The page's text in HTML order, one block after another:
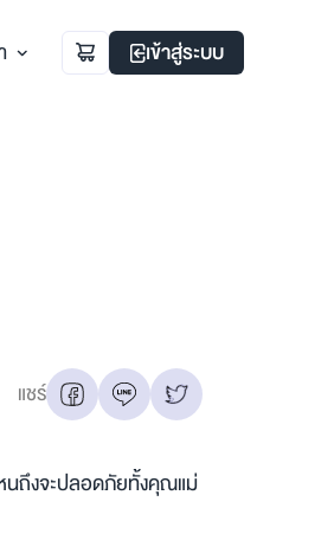
เข้าสู่ระบบ
แชร์
นถึงจะปลอดภัยทั้งคุณแม่